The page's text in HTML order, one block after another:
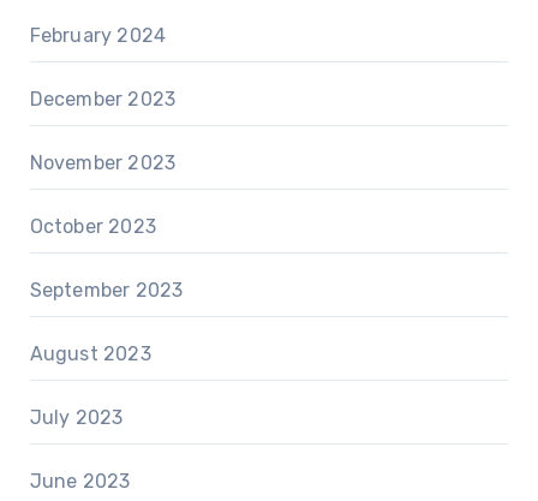
February 2024
December 2023
November 2023
October 2023
September 2023
August 2023
July 2023
June 2023